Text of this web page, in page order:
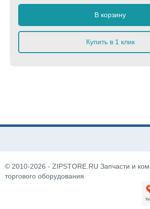
В корзину
Купить в 1 клик
© 2010-2026 - ZIPSTORE.RU Запчасти и
торгового оборудования